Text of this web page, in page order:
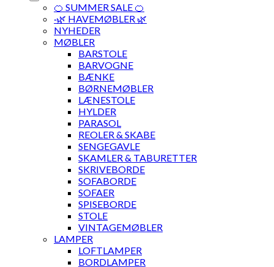
🍊 SUMMER SALE 🍊
·🌿 HAVEMØBLER 🌿
NYHEDER
MØBLER
BARSTOLE
BARVOGNE
BÆNKE
BØRNEMØBLER
LÆNESTOLE
HYLDER
PARASOL
REOLER & SKABE
SENGEGAVLE
SKAMLER & TABURETTER
SKRIVEBORDE
SOFABORDE
SOFAER
SPISEBORDE
STOLE
VINTAGEMØBLER
LAMPER
LOFTLAMPER
BORDLAMPER